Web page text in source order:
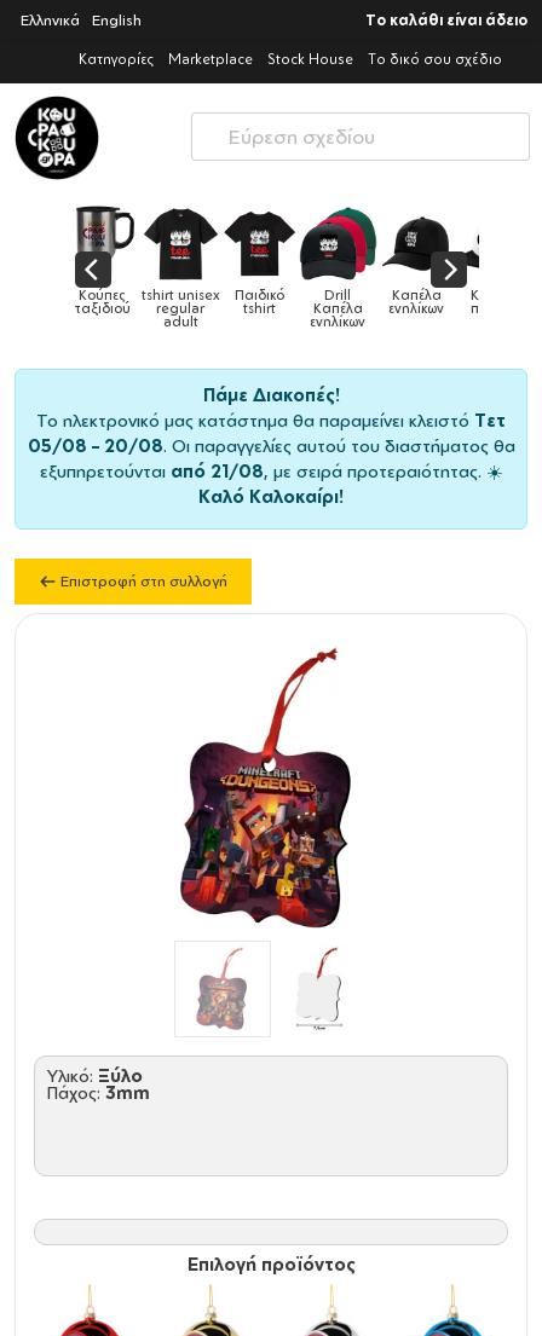
Ελληνικά English Το καλάθι είναι άδειο
Κατηγορίες Marketplace Stock House Το δικό σου σχέδιο
tshirt unisex
regular
Παιδικό
tshirt
Drill
Καπέλα
ενηλίκων
Καπέλα
ενηλίκων
Καπέλα
παιδικά Κούπες
Πάμε Διακοπές!
Το ηλεκτρονικό μας κατάστημα θα παραμείνει κλειστό Τετ
05/08 – 20/08. Οι παραγγελίες αυτού του διαστήματος θα
εξυπηρετούνται από 21/08, με σειρά προτεραιότητας. ☀️
Καλό Καλοκαίρι!
Επιστροφή στη συλλογή
Υλικό: Ξύλο
Πάχος: 3mm
Επιλογή προϊόντος